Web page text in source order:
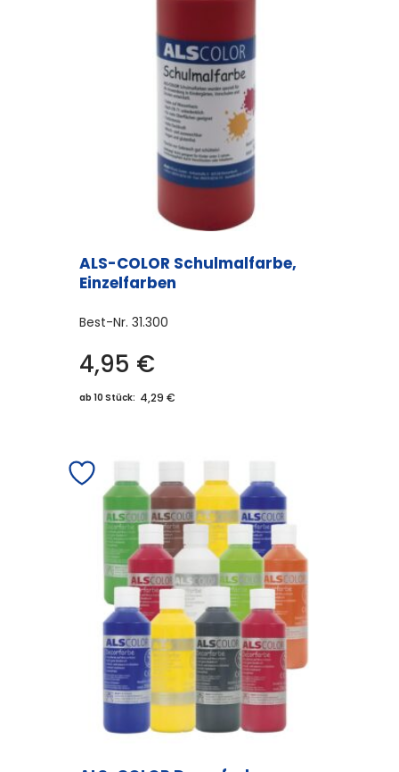
ALS-COLOR Schulmalfarbe,
Einzelfarben
Best-Nr. 31.300
4,95 €
ab 10 Stück: 4,29 €
Varianten
auf.
Die
Optionen
können
auf
der
Produktseite
gewählt
werden